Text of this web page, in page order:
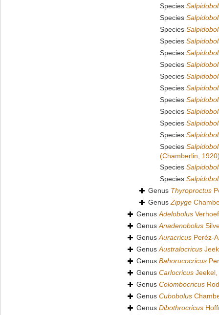
Species
Species
Species
Species
Species
Species
Species
Species
Species
Species
Species
Species
Species
(Chamberlin,
Species
Species
Genus Thyroproctus
GenusZipyge
GenusAdelobolus
GenusAnadenobolus
GenusAuracricus Peréz-
GenusAustralocricus
Genus Bahorucocricus
Genus Carlocricus
Genus Colombocricus
Genus Cubobolus
Genus Dibothrocricus